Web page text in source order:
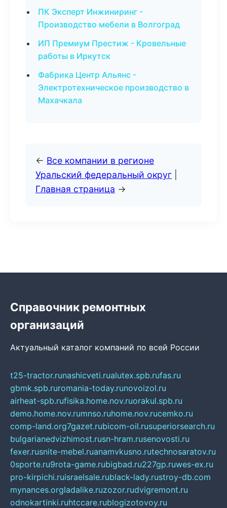
ПК Эксперт Инжиниринг -
Производство мебели в Волгоград
ИП Премиум Престиж - Кровельные
работы в Иркутск
Фабрика Центр Альянс -
Электротехническое производство в
Махачкала
← Все компании в регионе
Уральский федеральный округ
Главная страница →
Справочник ремонтных
организаций
Актуальный каталог компаний по всей России
t25-tractor.runashicveti.rualutex.spb.rufas.ru
gbmk.spb.ruromania-today.runovoizol.ru
airheat-spb.rufisika.home.nov.ruorakul.spb.ru
demo.home.nov.rumnso.ruhome.nov.rucemko.ru
comp-land.org7gazet.rubicom-oil.rusuperiorsearch.ru
bulgarianedvizhimost.rusn-hram.rusenovosti.ru
fexer.rusnite-mebel.ruanamvkusno.rutechnosaratov.ru
0sporte.ru9rota-game.rubigbad.ru227gp.ruwes-ex.ru
pro-kirpichi.ruisraelsale.rublack-lady.rustroy-db.com
mynances.orgladalike.ruzozor.rudvigremont.ru
odnokartinki.ruhtccare.rublogizotovoy.ru